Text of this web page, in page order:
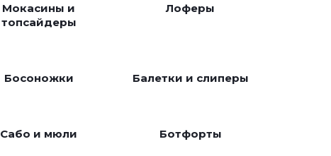
Мокасины и
топсайдеры
Лоферы
Босоножки Балетки и слиперы
Сабо и мюли Ботфорты